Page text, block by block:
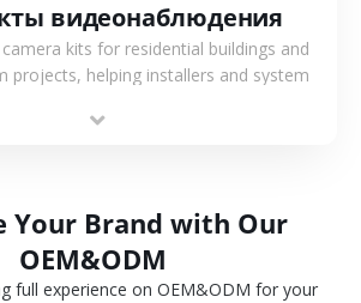
видеонаблюдения
kits for residential buildings and
projects, helping installers and system
Your Brand with Our
OEM&ODM
full experience on OEM&ODM for your